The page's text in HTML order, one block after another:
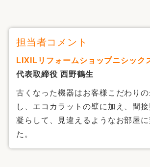
担当者コメント
LIXILリフォームショップニシック
代表取締役 西野鶴生
古くなった機器はお客様こだわり
し、エコカラットの壁に加え、間
凝らして、見違えるようなお部屋
た。